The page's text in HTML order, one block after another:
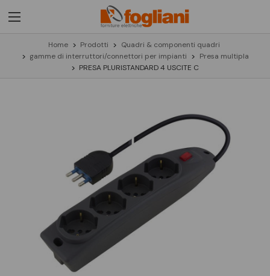
Home Prodotti
Quadri & componenti quadri
gamme di interruttori/connettori per impianti
Presa multipla
PRESA PLURISTANDARD 4 USCITE C